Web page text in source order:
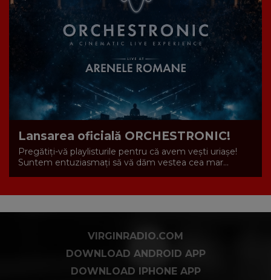
Lansarea oficială ORCHESTRONIC!
Pregătiți-vă playlisturile pentru că avem vești uriașe!
Suntem entuziasmați să vă dăm vestea cea mar...
VIRGINRADIO.COM
DOWNLOAD ANDROID APP
DOWNLOAD IPHONE APP